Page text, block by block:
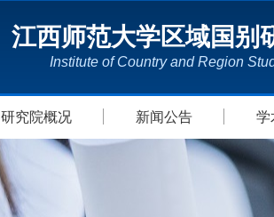
江西师范大学区域国别
Institute of Country and Region
研究院概况 新闻公告 学